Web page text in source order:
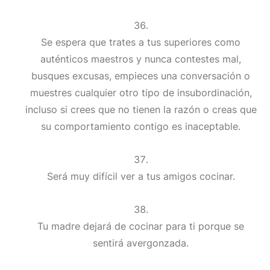
Se espera que trates a tus superiores como
auténticos maestros y nunca contestes mal,
busques excusas, empieces una conversación o
muestres cualquier otro tipo de insubordinación,
incluso si crees que no tienen la razón o creas que
su comportamiento contigo es inaceptable.
Será muy difícil ver a tus amigos cocinar.
Tu madre dejará de cocinar para ti porque se
sentirá avergonzada.